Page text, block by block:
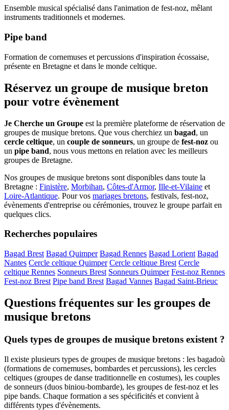
Ensemble musical spécialisé dans l'animation de fest-noz, mêlant
instruments traditionnels et modernes.
Pipe band
Formation de cornemuses et percussions d'inspiration écossaise,
présente en Bretagne et dans le monde celtique.
Réservez un groupe de musique breton
pour votre évènement
Je Cherche un Groupe est la première plateforme de réservation de
groupes de musique bretons. Que vous cherchiez un bagad, un
cercle celtique, un couple de sonneurs, un groupe de fest-noz ou
un pipe band, nous vous mettons en relation avec les meilleurs
groupes de Bretagne.
Nos groupes de musique bretons sont disponibles dans toute la
Bretagne : Finistère, Morbihan, Côtes-d'Armor, Ille-et-Vilaine et
Loire-Atlantique. Pour vos mariages bretons, festivals, fest-noz,
évènements d'entreprise ou cérémonies, trouvez le groupe parfait en
quelques clics.
Recherches populaires
Bagad Brest Bagad Quimper Bagad Rennes Bagad Lorient Bagad
Nantes Cercle celtique Quimper Cercle celtique Brest Cercle
celtique Rennes Sonneurs Brest Sonneurs Quimper Fest-noz Rennes
Fest-noz Brest Pipe band Brest Bagad Vannes Bagad Saint-Brieuc
Questions fréquentes sur les groupes de
musique bretons
Quels types de groupes de musique bretons existent ?
Il existe plusieurs types de groupes de musique bretons : les bagadoù
(formations de cornemuses, bombardes et percussions), les cercles
celtiques (groupes de danse traditionnelle en costumes), les couples
de sonneurs (duos biniou-bombarde), les groupes de fest-noz et les
pipe bands. Chaque formation a ses spécificités et convient à
différents types d'évènements.